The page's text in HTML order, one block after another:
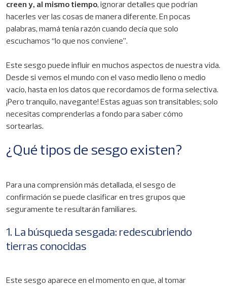
creen y, al mismo tiempo, ignorar detalles que podrían
hacerles ver las cosas de manera diferente. En pocas
palabras, mamá tenía razón cuando decía que solo
escuchamos “lo que nos conviene”.
Este sesgo puede influir en muchos aspectos de nuestra vida.
Desde si vemos el mundo con el vaso medio lleno o medio
vacío, hasta en los datos que recordamos de forma selectiva.
¡Pero tranquilo, navegante! Estas aguas son transitables; solo
necesitas comprenderlas a fondo para saber cómo
sortearlas.
¿Qué tipos de sesgo existen?
Para una comprensión más detallada, el sesgo de
confirmación se puede clasificar en tres grupos que
seguramente te resultarán familiares.
1. La búsqueda sesgada: redescubriendo
tierras conocidas
Este sesgo aparece en el momento en que, al tomar